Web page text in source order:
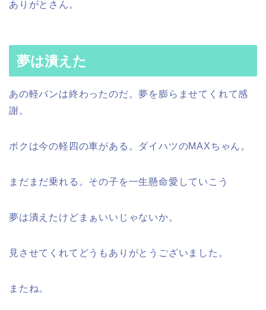
ありがとさん。
夢は潰えた
あの軽バンは終わったのだ。夢を膨らませてくれて感
謝。
ボクは今の軽四の車がある。ダイハツのMAXちゃん。
まだまだ乗れる。その子を一生懸命愛していこう
夢は潰えたけどまぁいいじゃないか。
見させてくれてどうもありがとうございました。
またね。